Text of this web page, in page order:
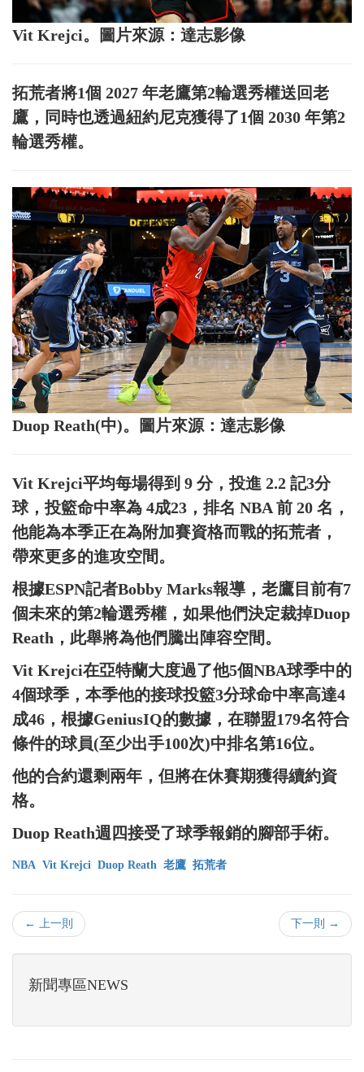
Vit Krejci。圖片來源：達志影像
拓荒者將1個 2027 年老鷹第2輪選秀權送回老
鷹，同時也透過紐約尼克獲得了1個 2030 年第2
輪選秀權。
Duop Reath(中)。圖片來源：達志影像
Vit Krejci平均每場得到 9 分，投進 2.2 記3分
球，投籃命中率為 4成23，排名 NBA 前 20 名，
他能為本季正在為附加賽資格而戰的拓荒者，
帶來更多的進攻空間。
根據ESPN記者Bobby Marks報導，老鷹目前有7
個未來的第2輪選秀權，如果他們決定裁掉Duop
Reath，此舉將為他們騰出陣容空間。
Vit Krejci在亞特蘭大度過了他5個NBA球季中的
4個球季，本季他的接球投籃3分球命中率高達4
成46，根據GeniusIQ的數據，在聯盟179名符合
條件的球員(至少出手100次)中排名第16位。
他的合約還剩兩年，但將在休賽期獲得續約資
格。
Duop Reath週四接受了球季報銷的腳部手術。
NBA Vit Krejci Duop Reath 老鷹 拓荒者
← 上一則 下一則 →
新聞專區NEWS